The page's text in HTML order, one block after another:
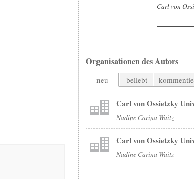
Carl von
Organisationen des Autors
neu beliebt
Carl von Ossietzky
Nadine Carina Waitz
Carl von Ossietzky
Nadine Carina Waitz